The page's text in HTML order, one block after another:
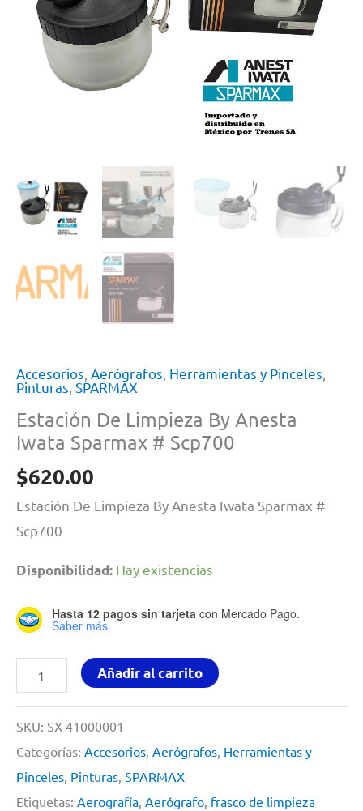
Accesorios, Aerógrafos, Herramientas y Pinceles,
Pinturas, SPARMAX
Estación De Limpieza By Anesta
Iwata Sparmax # Scp700
$620.00
Estación De Limpieza By Anesta Iwata Sparmax #
Scp700
Disponibilidad: Hay existencias
Hasta 12 pagos sin tarjeta con Mercado Pago.
Saber más
Estación
De
Limpieza
By
Anesta
Iwata
Añadir al carrito
SKU: SX 41000001
Categorías: Accesorios, Aerógrafos, Herramientas y
Pinceles, Pinturas, SPARMAX
Etiquetas: Aerografía, Aerógrafo, frasco de limpieza